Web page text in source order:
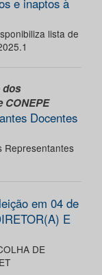
e inaptos à
lista de
dos
CONEPE
Docentes
Representantes
em 04 de
E
DE